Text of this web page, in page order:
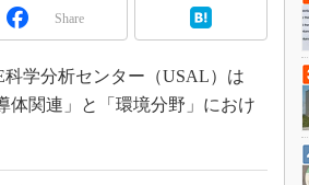
ネット展
車載ソフト開発
ISO26262
無償設計ツール
3Dプリンタ
Share
学分析センター（USAL）は
体関連」と「環境分野」におけ